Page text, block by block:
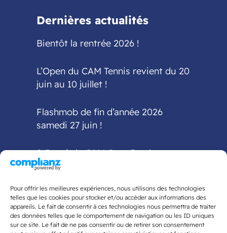
Pour offrir les meilleures expériences, nous utilisons des technologies
telles que les cookies pour stocker et/ou accéder aux informations des
appareils. Le fait de consentir à ces technologies nous permettra de traiter
des données telles que le comportement de navigation ou les ID uniques
sur ce site. Le fait de ne pas consentir ou de retirer son consentement
Dernières actualités
Bientôt la rentrée 2026 !
L’Open du CAM Tennis revient du 20
juin au 10 juillet !
Flashmob de fin d’année 2026
samedi 27 juin !
2-3 mai : le CAM Gym Bordeaux
accueille la finale
Fédéral Régional
5ème édition du Tournoi National